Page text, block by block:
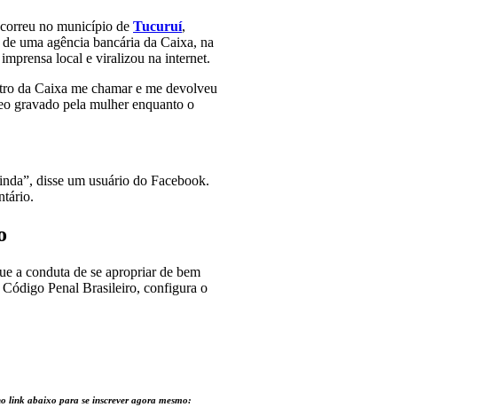
no município de Tucuruí,
uma agência bancária da Caixa, na
local e viralizou na internet.
da Caixa me chamar e me devolveu
gravado pela mulher enquanto o
disse um usuário do Facebook.
a conduta de se apropriar de bem
Penal Brasileiro, configura o
link abaixo para se inscrever agora mesmo: